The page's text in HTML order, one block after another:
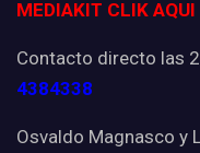
MEDIAKIT CLIK AQUI
Contacto directo las
4384338
Osvaldo Magnasco y